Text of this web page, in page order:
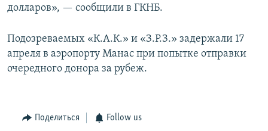
долларов», — сообщили в ГКНБ.
Подозреваемых «К.А.К.» и «З.Р.З.» задержали 17
апреля в аэропорту Манас при попытке отправки
очередного донора за рубеж.
Поделиться Follow us